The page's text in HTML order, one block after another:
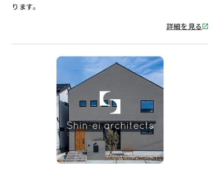
ります。
詳細を見る